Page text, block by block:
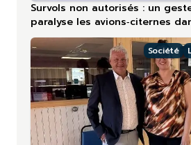
Survols non autorisés : un
paralyse les avions‑citernes
plus touchée en 2026
Société